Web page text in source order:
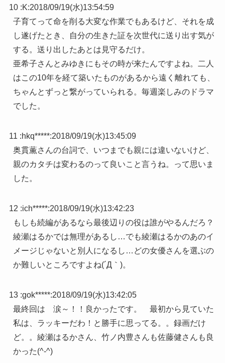
10 :K:2018/09/19(水)13:54:59
子育てって命を削る大変な作業でもあるけど、それを成
し遂げたとき、自分の生きた証を次世代に送り出す気が
する。送り出したあとは見守るだけ。
亜希子さんとみゆきにもその時が来たんですよね。二人
はこの10年を経て築いたものがあるから遠く離れても、
ちゃんとずっと繋がっていられる。毎週楽しみのドラマ
でした。
11 :hkq*****:2018/09/19(水)13:45:09
奥貫薫さんの台詞で、いつまでも親には違いないけど、
親のカタチは変わるのって良いこと言うね。って思いま
した。
12 :ich*****:2018/09/19(水)13:42:23
もしも続編があるなら最後辺りの役は誰がやるんだろ？
綾瀬はるかでは無理があるし…でも綾瀬はるかのあのイ
メージじゃないと別人になるし…どの女優さんを選ぶの
か難しいところですよね(´Д｀)。
13 :gok*****:2018/09/19(水)13:42:05
最終回は 涙～！！良かったです。 最初から見ていた
私は、ラッキーだわ！と勝手に思ってる。。録画だけ
ど。。綾瀬はるかさん、竹ノ内豊さんも佐藤健さんも良
かった(^-^)